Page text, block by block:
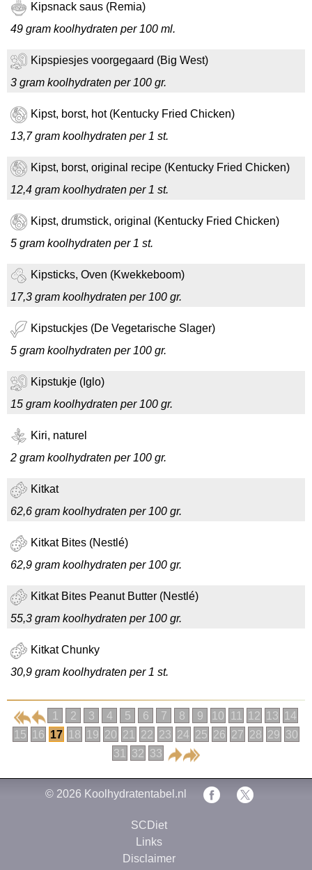
Kipsnack saus (Remia)
49 gram koolhydraten per 100 ml.
Kipspiesjes voorgegaard (Big West)
3 gram koolhydraten per 100 gr.
Kipst, borst, hot (Kentucky Fried Chicken)
13,7 gram koolhydraten per 1 st.
Kipst, borst, original recipe (Kentucky Fried Chicken)
12,4 gram koolhydraten per 1 st.
Kipst, drumstick, original (Kentucky Fried Chicken)
5 gram koolhydraten per 1 st.
Kipsticks, Oven (Kwekkeboom)
17,3 gram koolhydraten per 100 gr.
Kipstuckjes (De Vegetarische Slager)
5 gram koolhydraten per 100 gr.
Kipstukje (Iglo)
15 gram koolhydraten per 100 gr.
Kiri, naturel
2 gram koolhydraten per 100 gr.
Kitkat
62,6 gram koolhydraten per 100 gr.
Kitkat Bites (Nestlé)
62,9 gram koolhydraten per 100 gr.
Kitkat Bites Peanut Butter (Nestlé)
55,3 gram koolhydraten per 100 gr.
Kitkat Chunky
30,9 gram koolhydraten per 1 st.
1 2 3 4 5 6 7 8 9 10 11 12 13
14
15
16 17 18 19 20 21 22 23 24 25 26 27 28 29 30
31
32 33
© 2026 Koolhydratentabel.nl
SCDiet
Links
Disclaimer